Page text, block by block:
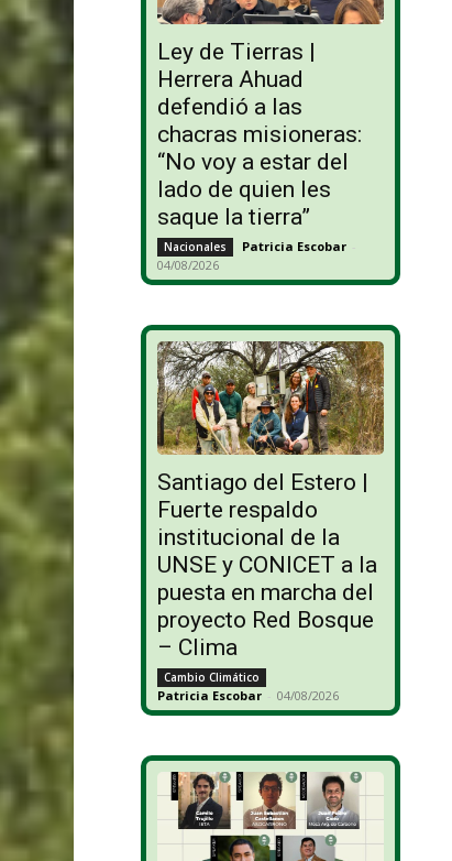
Ley de Tierras |
Herrera Ahuad
defendió a las
chacras misioneras:
“No voy a estar del
lado de quien les
saque la tierra”
Nacionales Patricia Escobar -
04/08/2026
Santiago del Estero |
Fuerte respaldo
institucional de la
UNSE y CONICET a la
puesta en marcha del
proyecto Red Bosque
– Clima
Cambio Climático
Patricia Escobar - 04/08/2026